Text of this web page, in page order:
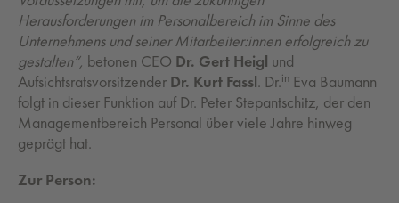
Herausforderungen im Personalbereich im Sinne des
Unternehmens und seiner Mitarbeiter:innen erfolgreich zu
gestalten“, betonen CEO Dr. Gert Heigl und
Aufsichtsratsvorsitzender Dr. Kurt Fassl. Dr.in Eva Baumann
folgt in dieser Funktion auf Dr. Peter Stepantschitz, der den
Managementbereich Personal über viele Jahre hinweg
geprägt hat.
Zur Person: